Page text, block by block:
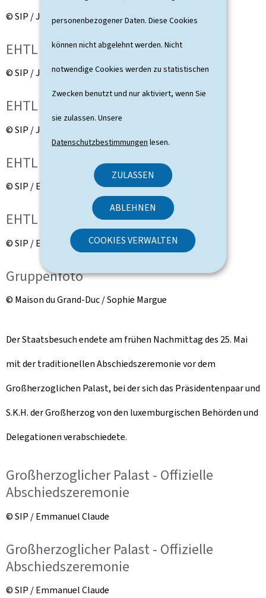
personenbezogener Daten. Diese Cookies
können nicht abgelehnt werden. Nicht
notwendige Cookies werden zu statistischen
Zwecken benutzt und nur aktiviert, wenn Sie
sie zulassen. Unsere
Datenschutzbestimmungen lesen.
ZULASSEN
ABLEHNEN
COOKIES VERWALTEN
© SIP / Jean-Christophe Verhaegen
EHTL - Besuch des Praxisbereichs
© SIP / Jean-Christophe Verhaegen
EHTL - Besuch des Praxisbereichs
© SIP / Jean-Christophe Verhaegen
EHTL - Besuch des Praxisbereichs
© SIP / Emmanuel Claude
EHTL – "Bistrot "
© SIP / Emmanuel Claude
Gruppenfoto
© Maison du Grand-Duc / Sophie Margue
Der Staatsbesuch endete am frühen Nachmittag des 25. Mai
mit der traditionellen Abschiedszeremonie vor dem
Großherzoglichen Palast, bei der sich das Präsidentenpaar und
S.K.H. der Großherzog von den luxemburgischen Behörden und
Delegationen verabschiedete.
Großherzoglicher Palast - Offizielle
Abschiedszeremonie
© SIP / Emmanuel Claude
Großherzoglicher Palast - Offizielle
Abschiedszeremonie
© SIP / Emmanuel Claude